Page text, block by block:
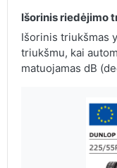
Išorinis riedėjimo
Išorinis triukšmas
triukšmu, kai
matuojamas dB